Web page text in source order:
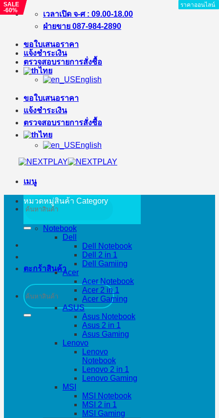
ข้าม
เนื้อหา
เวลาเปิด จ-ศ : 09.00-18.00
ฝ่ายขาย 087-984-2890
ขอใบเสนอราคา
แจ้งชำระเงิน
ตรวจสอบรายการสั่งซื้อ
ไทย
English
ขอใบเสนอราคา
แจ้งชำระเงิน
ตรวจสอบรายการสั่งซื้อ
ไทย
English
เมนู
ค้นหา:
ตะกร้าสินค้า
ค้นหา:
หมวดหมู่สินค้า Category
Notebook
Dell
Dell Notebook
Dell 2 in 1
Dell Gamiing
Acer
Acer Notebook
Acer 2 in 1
Acer Gaming
ASUS
Asus Notebook
Asus 2 in 1
Asus Gaming
Lenovo
Lenovo
Notebook
Lenovo 2 in 1
Lenovo Gaming
MSI
MSI Notebook
MSI 2 in 1
MSI Gaming
ราคาออนไลน์
SALE
-22%
ราคาออนไลน์
ราคาออนไลน์
ราคาออนไลน์
ราคาออนไลน์
ราคาออนไลน์
ราคาออนไลน์
ราคาออนไลน์
SALE
-60%